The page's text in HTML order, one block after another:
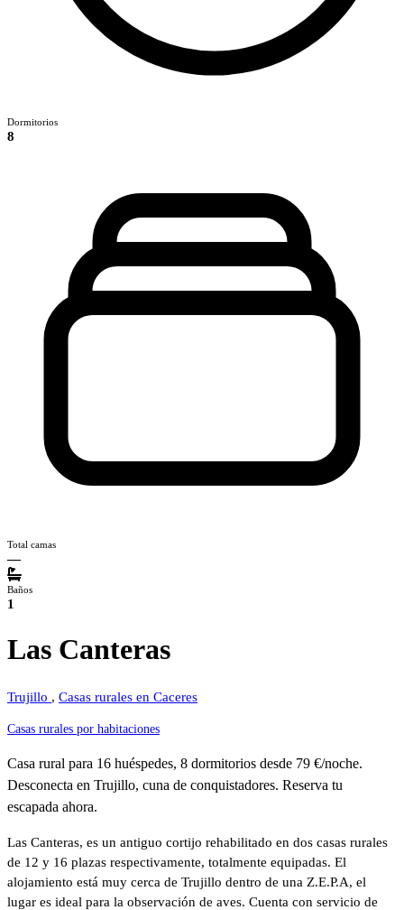
Dormitorios
8
Total camas
—
Baños
1
Las Canteras
Trujillo , Casas rurales en Caceres
Casas rurales por habitaciones
Casa rural para 16 huéspedes, 8 dormitorios desde 79 €/noche.
Desconecta en Trujillo, cuna de conquistadores. Reserva tu
escapada ahora.
Las Canteras, es un antiguo cortijo rehabilitado en dos casas rurales
de 12 y 16 plazas respectivamente, totalmente equipadas. El
alojamiento está muy cerca de Trujillo dentro de una Z.E.P.A, el
lugar es ideal para la observación de aves. Cuenta con servicio de